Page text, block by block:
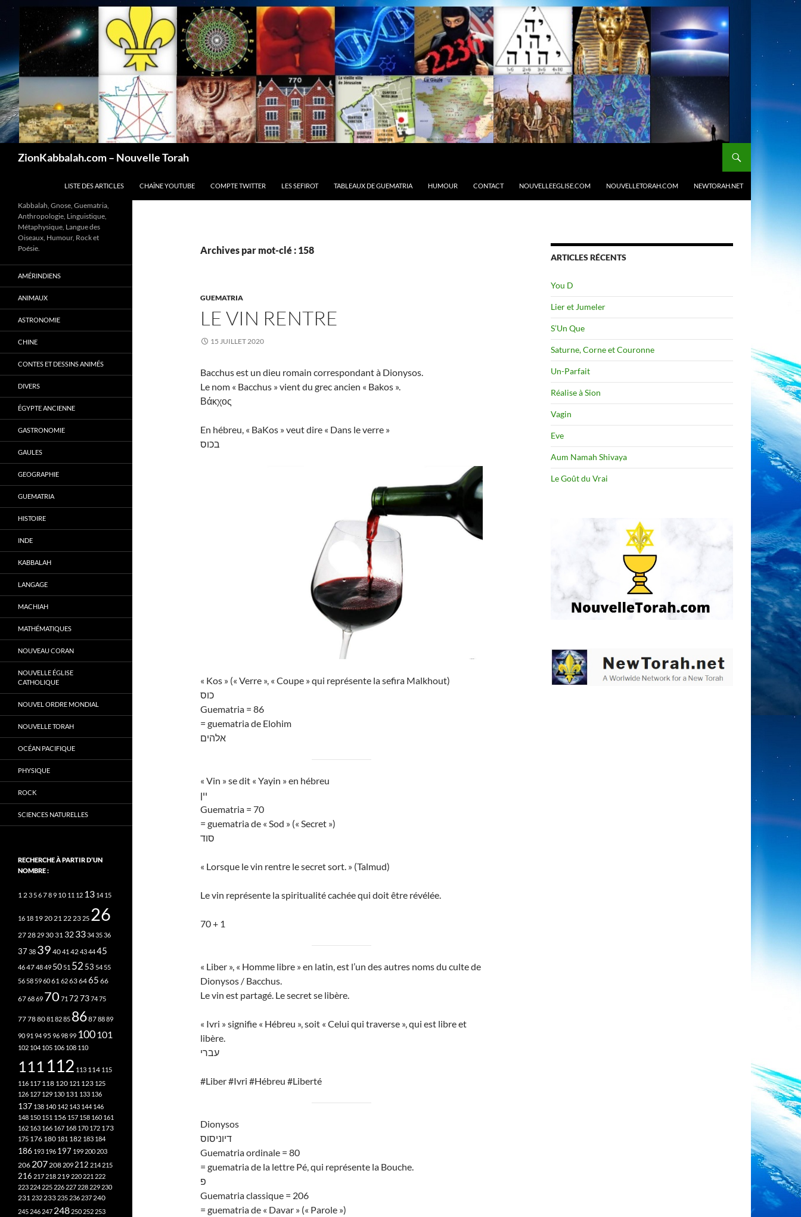
ZionKabbalah.com – Nouvelle Torah
LISTE DES ARTICLES
CHAÎNE YOUTUBE COMPTE TWITTER LES SEFIROT TABLEAUX DE GUEMATRIA HUMOUR CONTACT NOUVELLEEGLISE.COM NOUVELLETORAH.COM NEWTORAH.NET
Archives par mot-clé : 158
GUEMATRIA
LE VIN RENTRE
15 JUILLET 2020
Bacchus est un dieu romain correspondant à Dionysos.
Le nom « Bacchus » vient du grec ancien « Bakos ».
Βάκχος
En hébreu, « BaKos » veut dire « Dans le verre »
בכוס
« Kos » (« Verre », « Coupe » qui représente la sefira Malkhout)
כוס
Guematria = 86
= guematria de Elohim
אלהים
« Vin » se dit « Yayin » en hébreu
יין
Guematria = 70
= guematria de « Sod » (« Secret »)
סוד
« Lorsque le vin rentre le secret sort. » (Talmud)
Le vin représente la spiritualité cachée qui doit être révélée.
70 + 1
« Liber », « Homme libre » en latin, est l’un des autres noms du culte de
Dionysos / Bacchus.
Le vin est partagé. Le secret se libère.
« Ivri » signifie « Hébreu », soit « Celui qui traverse », qui est libre et
libère.
עברי
#Liber #Ivri #Hébreu #Liberté
Dionysos
דיוניסוס
Guematria ordinale = 80
= guematria de la lettre Pé, qui représente la Bouche.
פ
Guematria classique = 206
= guematria de « Davar » (« Parole »)
ARTICLES RÉCENTS
You D
Lier et Jumeler
S’Un Que
Saturne, Corne et Couronne
Un-Parfait
Réalise à Sion
Vagin
Eve
Aum Namah Shivaya
Le Goût du Vrai
Kabbalah, Gnose, Guematria,
Anthropologie, Linguistique,
Métaphysique, Langue des
Oiseaux, Humour, Rock et
Poésie.
AMÉRINDIENS
ANIMAUX
ASTRONOMIE
CHINE
CONTES ET DESSINS ANIMÉS
DIVERS
ÉGYPTE ANCIENNE
GASTRONOMIE
GAULES
GEOGRAPHIE
GUEMATRIA
HISTOIRE
INDE
KABBALAH
LANGAGE
MACHIAH
MATHÉMATIQUES
NOUVEAU CORAN
NOUVELLE ÉGLISE
CATHOLIQUE
NOUVEL ORDRE MONDIAL
NOUVELLE TORAH
OCÉAN PACIFIQUE
PHYSIQUE
ROCK
SCIENCES NATURELLES
RECHERCHE À PARTIR D’UN
NOMBRE :
1 23 56789 10 11 12 13 14 15
16 18 1920212223 25 26
27 28 293031 3233343536
37 38 39 4041 42434445
46474849 50 51 52 53 54 55
56 58 596061 62636465 66
676869 70 71 72737475
77788081 8285 86878889
9091 94 95 969899 100101
102 104 105 106 108 110
111 112 113 114 115
116 117 118 120 121 123 125
126 127 129 130 131 133 136
137 138 140 142 143 144 146
148 150 151 156 157 158 160 161
162 163 166 167 168 170 172 173
175 176 180 181 182 183 184
186 193 196 197 199 200 203
206 207 208 209 212 214 215
216 217 218219 220 221 222
223 224 225 226 227 228 229 230
231 232 233 235 236 237240
245 246 247248 250 252 253